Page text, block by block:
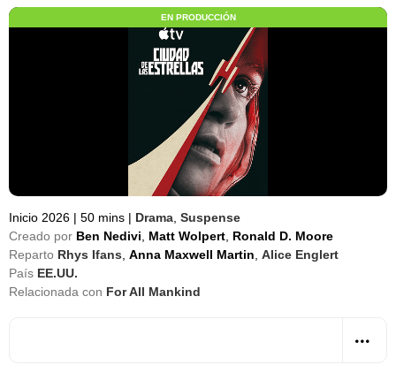
EN PRODUCCIÓN
Inicio 2026 | 50 mins | Drama Suspense
Creado por Ben Nedivi Matt Wolpert Ronald D. Moore
Reparto Rhys Ifans Anna Maxwell Martin Alice Englert
País EE.UU.
Relacionada con For All Mankind